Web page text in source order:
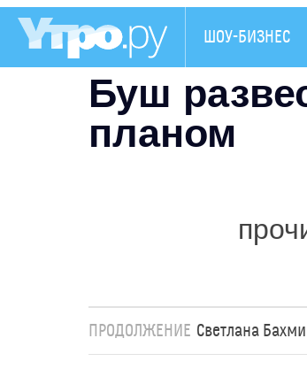
ШОУ-БИЗНЕС
Буш
планом
ПРОДОЛЖЕНИЕ Светлана